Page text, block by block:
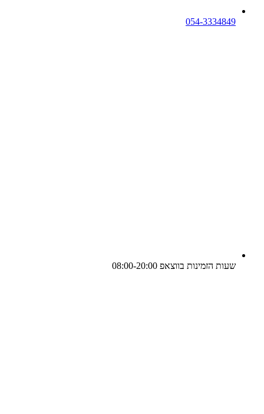
054-3334849
שעות הזמינות בווצאפ 08:00-20:00